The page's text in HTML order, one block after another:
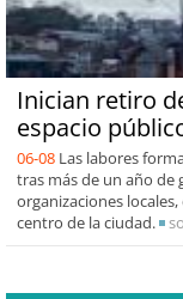
Inician retiro
espacio
06-08 Las labores
tras más de un año de
organizaciones
centro de la ciudad.